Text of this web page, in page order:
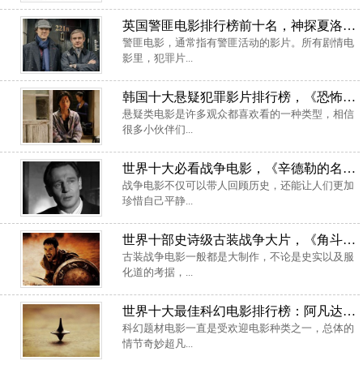
英国警匪电影排行榜前十名，神探夏洛克居第一位
警匪电影，通常指有警匪活动的影片。所有剧情电
影里，犯罪片...
韩国十大悬疑犯罪影片排行榜，《恐怖直播》上榜
悬疑类电影是许多观众都喜欢看的一种类型，相信
很多小伙伴们...
世界十大必看战争电影，《辛德勒的名单》摘得桂冠
战争电影不仅可以带人回顾历史，还能让人们更加
珍惜自己平静...
世界十部史诗级古装战争大片，《角斗士》登顶榜首
古装战争电影一般都是大制作，不论是史实以及服
化道的考据，...
世界十大最佳科幻电影排行榜：阿凡达入榜，盗梦空间居第一
科幻题材电影一直是受欢迎电影种类之一，总体的
情节奇妙超凡...